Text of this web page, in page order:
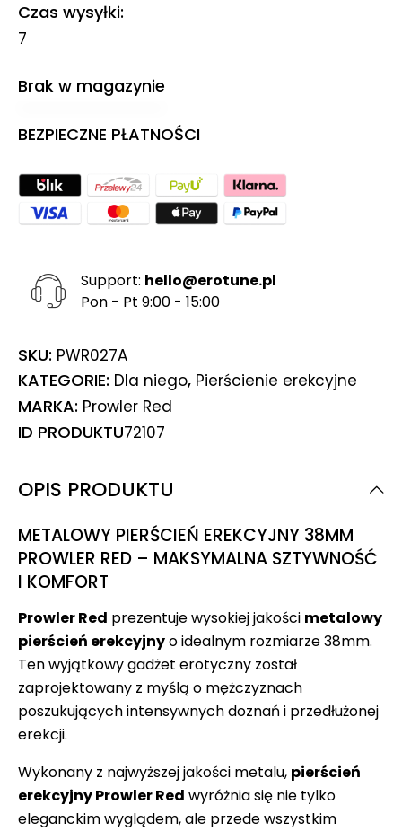
Czas wysyłki
7
Brak w magazynie
BEZPIECZNE PŁATNOŚCI
Support: hello@erotune.pl
Pon - Pt 9:00 - 15:00
SKU: PWR027A
KATEGORIE: Dla niego, Pierścienie erekcyjne
MARKA: Prowler Red
ID PRODUKTU72107
OPIS PRODUKTU
METALOWY PIERŚCIEŃ EREKCYJNY 38MM
PROWLER RED – MAKSYMALNA SZTYWNOŚĆ
I KOMFORT
Prowler Red prezentuje wysokiej jakości metalowy
pierścień erekcyjnyo idealnym rozmiarze 38mm.
Ten wyjątkowy gadżet erotyczny został
zaprojektowany z myślą o mężczyznach
poszukujących intensywnych doznań i przedłużonej
erekcji.
Wykonany z najwyższej jakości metalu, pierścień
erekcyjny Prowler Red wyróżnia się nie tylko
eleganckim wyglądem, ale przede wszystkim